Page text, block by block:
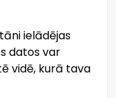
ielādējas
datos var
vidē, kurā tava